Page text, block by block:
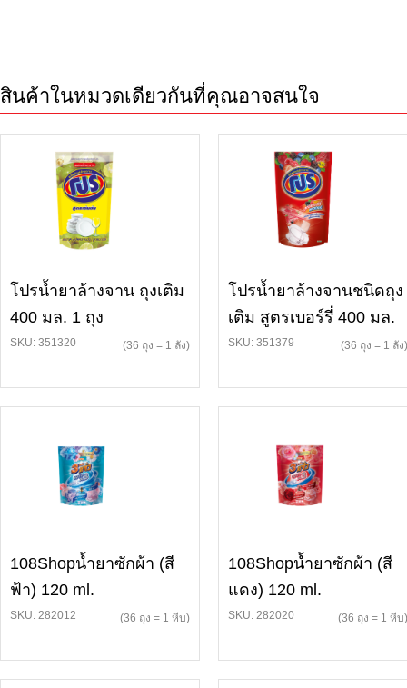
สินค้าในหมวดเดียวกันที่คุณอาจสนใจ
โปรน้ำยาล้างจาน ถุงเติม
400 มล. 1 ถุง
SKU: 351320 (36 ถุง = 1 ลัง)
โปรน้ำยาล้างจานชนิดถุง
เติม สูตรเบอร์รี่ 400 มล.
SKU: 351379 (36 ถุง = 1 ลัง)
108Shopน้ำยาซักผ้า (สี
ฟ้า) 120 ml.
SKU: 282012 (36 ถุง = 1 หีบ)
108Shopน้ำยาซักผ้า (สี
แดง) 120 ml.
SKU: 282020 (36 ถุง = 1 หีบ)